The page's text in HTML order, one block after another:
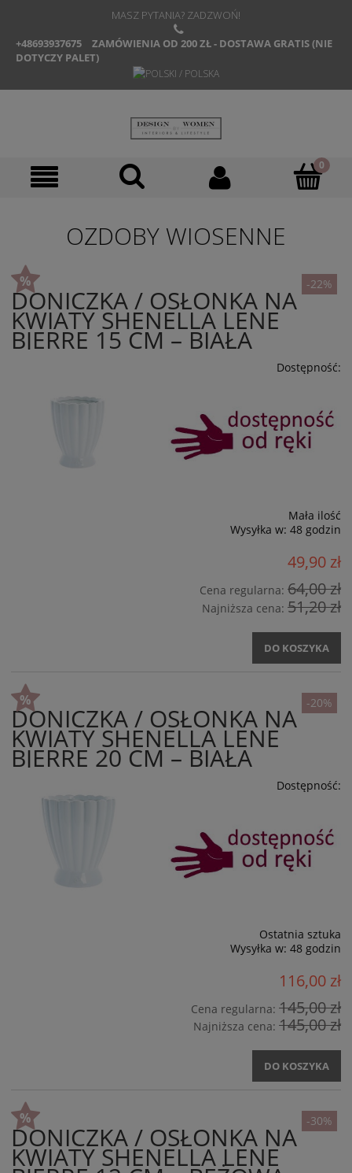
MASZ PYTANIA? ZADZWOŃ!
+48693937675
ZAMÓWIENIA OD 200 ZŁ - DOSTAWA GRATIS (NIE
DOTYCZY PALET)
OZDOBY WIOSENNE
DONICZKA / OSŁONKA NA
KWIATY SHENELLA LENE
BJERRE 15 CM – BIAŁA
Dostępność:
Mała ilość
Wysyłka w: 48 godzin
49,90 zł
Cena regularna: 64,00 zł
Najniższa cena: 51,20 zł
DO KOSZYKA
-22%
DONICZKA / OSŁONKA NA
KWIATY SHENELLA LENE
BJERRE 20 CM – BIAŁA
Dostępność:
Ostatnia sztuka
Wysyłka w: 48 godzin
116,00 zł
Cena regularna: 145,00 zł
Najniższa cena: 145,00 zł
DO KOSZYKA
-20%
DONICZKA / OSŁONKA NA
KWIATY SHENELLA LENE
-30%